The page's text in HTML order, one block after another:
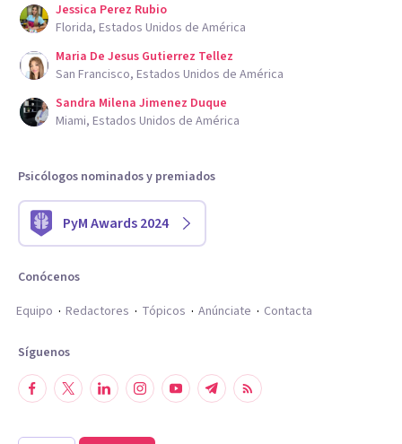
Jessica Perez Rubio
Florida, Estados Unidos de América
Maria De Jesus Gutierrez Tellez
San Francisco, Estados Unidos de América
Sandra Milena Jimenez Duque
Miami, Estados Unidos de América
Psicólogos nominados y premiados
PyM Awards 2024
Conócenos
Equipo
Redactores Tópicos Anúnciate Contacta
Síguenos